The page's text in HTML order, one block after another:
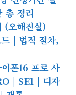
총 정리
(오해진실)
드 | 법적 절차,
폰16 프로 사
| SE1 | 디자